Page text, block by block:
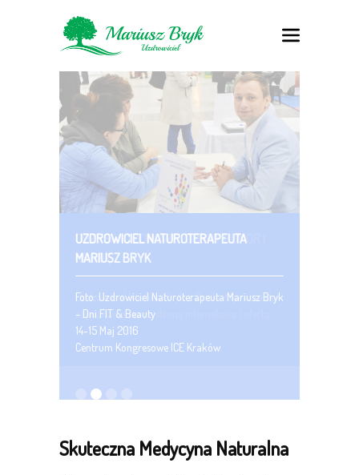
UZDROWICIEL NATUROTERAPEUTA
MARIUSZ BRYK
Foto: Uzdrowiciel Naturoterapeuta Mariusz Bryk
– Dni FIT & Beauty
14-15 Maj 2016
Centrum Kongresowe ICE Kraków
Skuteczna Medycyna Naturalna